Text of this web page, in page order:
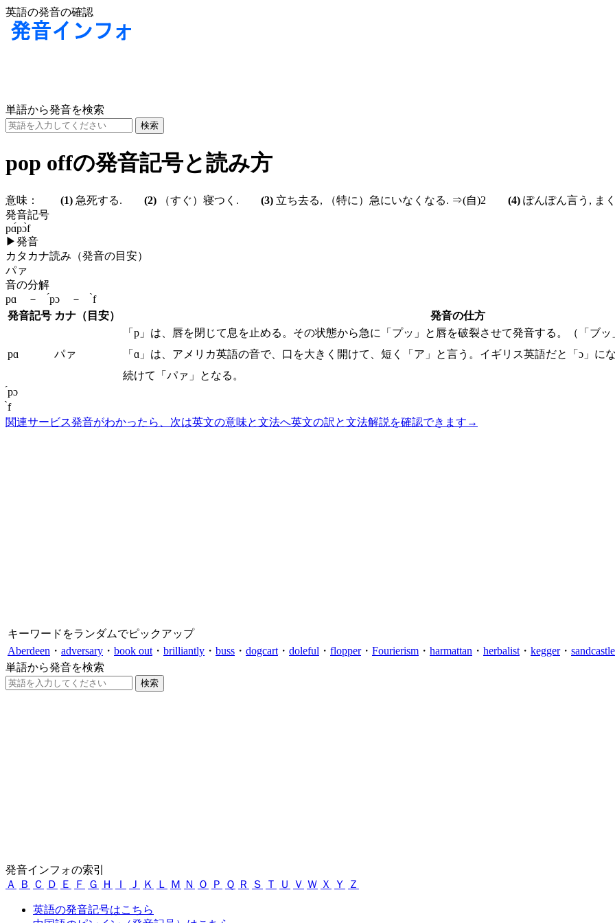
英語の発音の確認
単語から発音を検索
pop offの発音記号と読み方
意味： (1) 急死する. (2) （すぐ）寝つく. (3) 立ち去る, （特に）急にいなくなる. ⇒(自)2 (4) ぽんぽん言う,
発音記号
pɑ́pɔ̀f
▶発音
カタカナ読み（発音の目安）
パァ
音の分解
pɑ － ́pɔ － ̀f
発音記号 カナ（目安） 発音の仕方
pɑ パァ
「p」は、唇を閉じて息を止める。その状態から急に「プッ」と唇を破裂させて発音する。（「ブッ
「ɑ」は、アメリカ英語の音で、口を大きく開けて、短く「ア」と言う。イギリス英語だと「ɔ」に
続けて「パァ」となる。
́pɔ
̀f
関連サービス発音がわかったら、次は英文の意味と文法へ英文の訳と文法解説を確認できます →
キーワードをランダムでピックアップ
Aberdeen ・ adversary ・ book out ・ brilliantly ・ buss ・ dogcart ・ doleful ・ flopper・ Fourierism ・ harmattan ・ herbalist ・ kegger・ sandcastle
単語から発音を検索
発音インフォの索引
Ａ
Ｂ Ｃ Ｄ Ｅ Ｆ Ｇ Ｈ Ｉ Ｊ Ｋ Ｌ Ｍ Ｎ Ｏ Ｐ Ｑ Ｒ Ｓ Ｔ Ｕ Ｖ Ｗ Ｘ Ｙ Ｚ
英語の発音記号はこちら